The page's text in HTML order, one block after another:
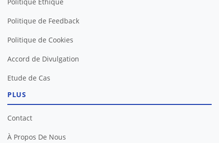
Politique de Feedback
Politique de Cookies
Accord de Divulgation
Etude de Cas
PLUS
Contact
À Propos De Nous